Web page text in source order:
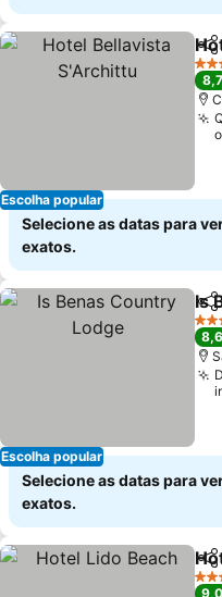
Escolha popular
3
8,7
Selecione as datas para
exatos.
Escolha popular
Is
4
8,6
Selecione as datas para
exatos.
4
9,0